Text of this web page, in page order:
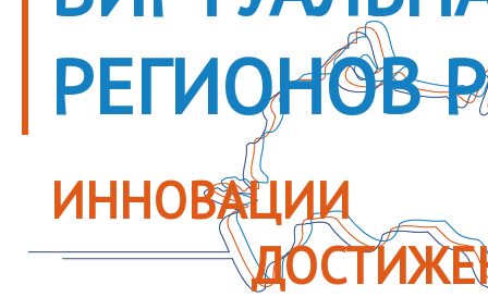
РЕГИОНОВ
ИННОВАЦИИ